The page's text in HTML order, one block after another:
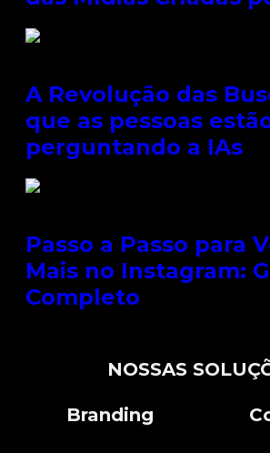
A Revolução das
que as pessoas
perguntando a IAs
Passo a Passo para
Mais no Instagram:
Completo
NOSSAS
Branding